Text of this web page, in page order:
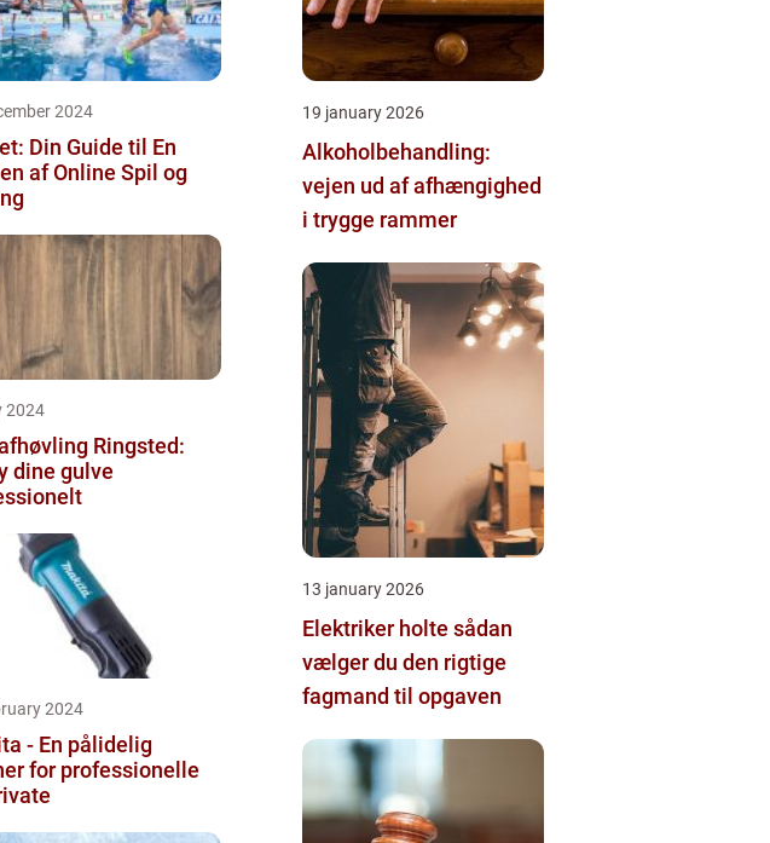
2024
Din Guide til En
af Online Spil og
2024
Ringsted:
dine gulve
2024
- En pålidelig
for professionelle
19 january 2026
Alkoholbehandling:
vejen ud af afhængighed
i trygge rammer
13 january 2026
Elektriker holte sådan
vælger du den rigtige
fagmand til opgaven